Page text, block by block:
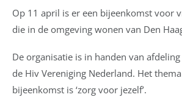
Op 11 april is er een bijeenkomst voor
die in de omgeving wonen van Den
De organisatie is in handen van
de Hiv Vereniging Nederland. Het
bijeenkomst is ‘zorg voor jezelf’.